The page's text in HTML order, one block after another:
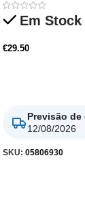
Em Stock
€29.50
Previsão de
12/08/2026
SKU:05806930